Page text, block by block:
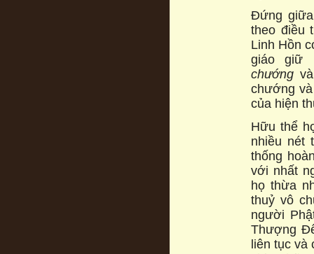
Đứng
theo điều
Linh Hồn
giáo giữ
chướng
chướng
của hiện
Hữu thể
nhiều nét
thống
với nhất
họ thừa
thuỷ vô
người
Thượng
liên tục và